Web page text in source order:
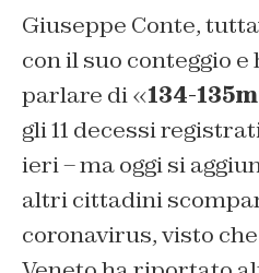
Giuseppe Conte,
con il suo conteggio
parlare di «134-
gli 11 decessi
ieri – ma oggi si
altri cittadini
coronavirus, visto